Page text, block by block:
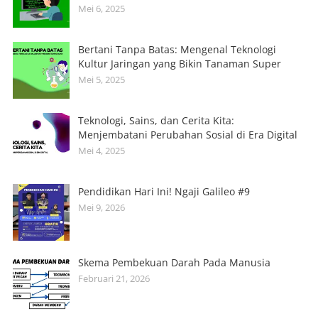
Mei 6, 2025
Bertani Tanpa Batas: Mengenal Teknologi
Kultur Jaringan yang Bikin Tanaman Super
Mei 5, 2025
Teknologi, Sains, dan Cerita Kita:
Menjembatani Perubahan Sosial di Era Digital
Mei 4, 2025
Pendidikan Hari Ini! Ngaji Galileo #9
Mei 9, 2026
Skema Pembekuan Darah Pada Manusia
Februari 21, 2026